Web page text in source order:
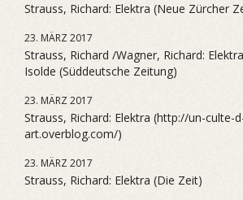
Strauss, Richard: Elektra (Neue Zürcher
23. MÄRZ 2017
Strauss, Richard /Wagner, Richard:
Isolde (Süddeutsche Zeitung)
23. MÄRZ 2017
Strauss, Richard: Elektra (http://un-culte-
art.overblog.com/)
23. MÄRZ 2017
Strauss, Richard: Elektra (Die Zeit)